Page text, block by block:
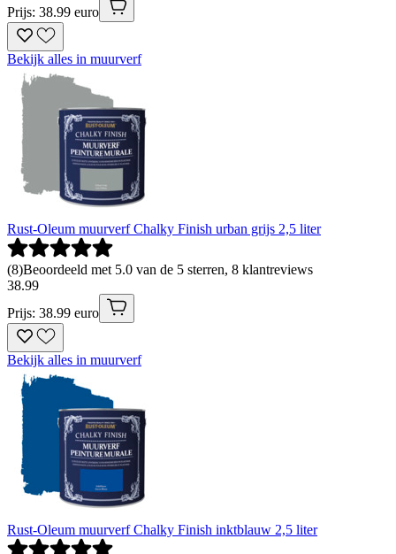
Prijs: 38.99 euro
Bekijk alles in muurverf
Rust-Oleum muurverf Chalky Finish urban grijs 2,5 liter
(8)Beoordeeld met 5.0 van de 5 sterren, 8 klantreviews
38.99
Prijs: 38.99 euro
Bekijk alles in muurverf
Rust-Oleum muurverf Chalky Finish inktblauw 2,5 liter